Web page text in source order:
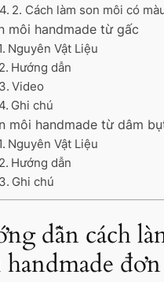
2. Cách làm son môi có
môi handmade từ gấc
Nguyên Vật Liệu
Hướng dẫn
Video
Ghi chú
môi handmade từ dâm
Nguyên Vật Liệu
Hướng dẫn
Ghi chú
dẫn cách